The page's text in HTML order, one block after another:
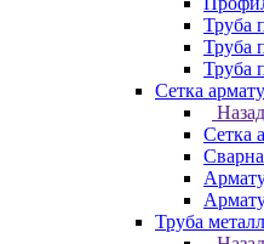
Труба
Труба
Труба
Сетка
Назад
Сетка
Труба